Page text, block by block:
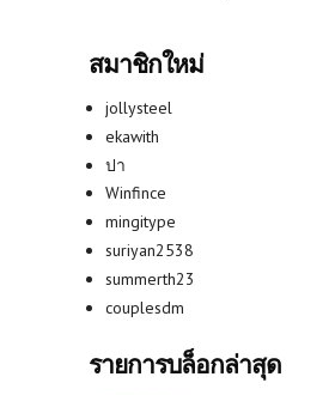
สมาชิกใหม่
jollysteel
ekawith
ปา
Winfince
mingitype
suriyan2538
summerth23
couplesdm
รายการบล็อกล่าสุด